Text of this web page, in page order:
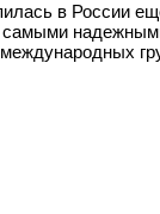
в России